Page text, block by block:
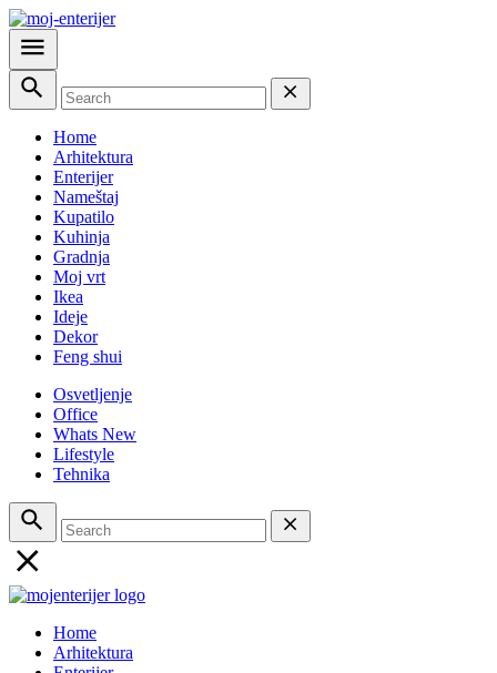
Home
Arhitektura
Enterijer
Nameštaj
Kupatilo
Kuhinja
Gradnja
Moj vrt
Ikea
Ideje
Dekor
Feng shui
Osvetljenje
Office
Whats New
Lifestyle
Tehnika
Home
Arhitektura